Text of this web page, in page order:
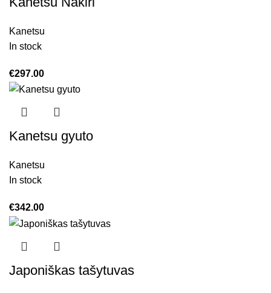
Kanetsu
In stock
€297.00
Kanetsu gyuto
Kanetsu
In stock
€342.00
Japoniškas tašytuvas